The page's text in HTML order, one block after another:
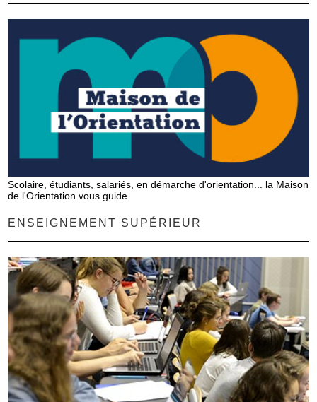
Scolaire, étudiants, salariés, en démarche d'orientation... la Maison
de l'Orientation vous guide.
ENSEIGNEMENT SUPÉRIEUR